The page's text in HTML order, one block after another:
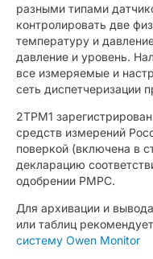
разными типами
контролировать две
температуру и
давление и уровень.
все измеряемые и
сеть диспетчеризации
2ТРМ1
средств измерений
поверкой (включена в
декларацию
одобрении РМРС.
Для архивации и
или таблиц
систему Owen Monitor